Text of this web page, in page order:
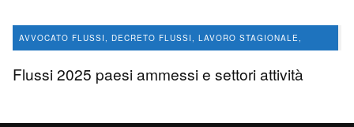
AVVOCATO FLUSSI, DECRETO FLUSSI, LAVORO STAGIONALE,
Flussi 2025 paesi ammessi e settori attività